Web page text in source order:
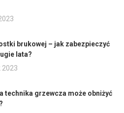
brukowej – jak zabezpieczyć
lata?
2023
technika grzewcza może obniżyć